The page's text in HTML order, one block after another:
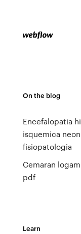
On the blog
Encefalopatia
isquemica
fisiopatologia
Cemaran
pdf
Learn